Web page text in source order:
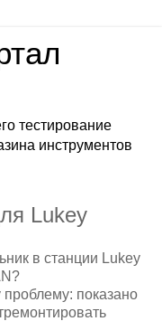
тестирование
инструментов
Lukey
в станции Lukey
показано